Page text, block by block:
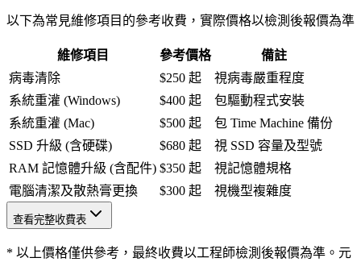
以下為常見維修項目的參考收費，實際價格以檢測後報價為準
維修項目 參考價格
備註
病毒清除
$250 起
視病毒嚴重程度
系統重灌 (Windows)
$400 起
包驅動程式安裝
系統重灌 (Mac)
$500 起
包 Time Machine 備份
SSD 升級 (含硬碟)
$680 起
視 SSD 容量及型號
RAM 記憶體升級 (含配件) $350 起
視記憶體規格
電腦清潔及散熱膏更換
$300 起 視機型複雜度
查看完整收費表
* 以上價格僅供參考，最終收費以工程師檢測後報價為準。元